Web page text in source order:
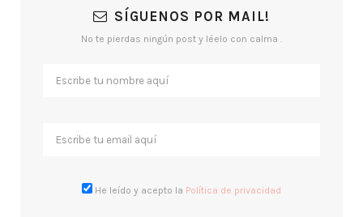
SÍGUENOS POR MAIL!
No te pierdas ningún post y léelo con calma .
He leído y acepto la Política de privacidad